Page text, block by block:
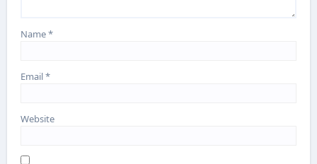
Name*
Email*
Website